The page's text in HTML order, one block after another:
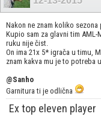
Nakon ne znam koliko
Kupio sam za glavni tim
ruku nije čist.
On ima 21x 5* igrača u timu,
znam kakva mu je to potreba
@Sanho
Garnitura ti je odlična
Ex top eleven player